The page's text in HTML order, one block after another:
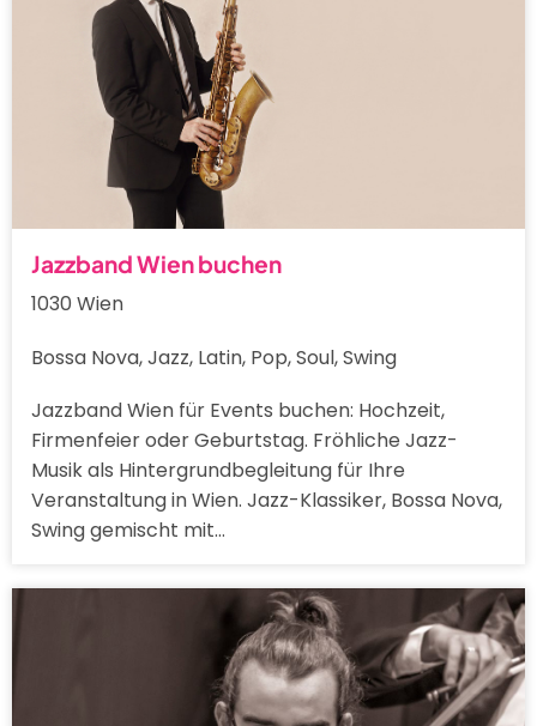
Jazzband Wien buchen
1030 Wien
Bossa Nova, Jazz, Latin, Pop, Soul, Swing
Jazzband Wien für Events buchen: Hochzeit,
Firmenfeier oder Geburtstag. Fröhliche Jazz-
Musik als Hintergrundbegleitung für Ihre
Veranstaltung in Wien. Jazz-Klassiker, Bossa Nova,
Swing gemischt mit…